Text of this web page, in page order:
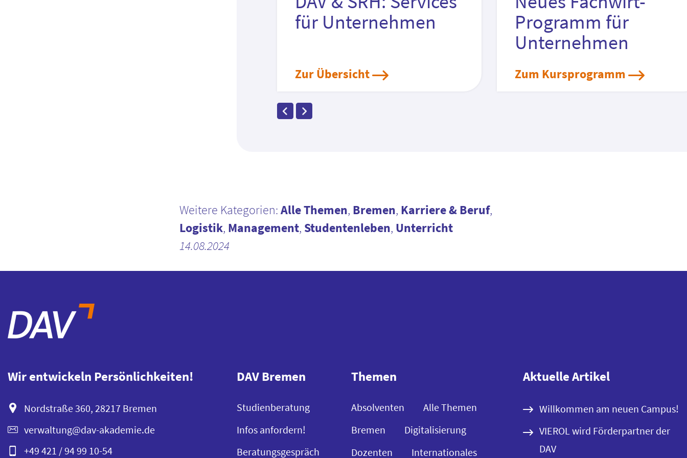
für Unternehmen
Zur Übersicht
Programm für
Unternehmen
Zum Kursprogramm
Weitere Kategorien:Alle Themen, Bremen, Karriere & Beruf,
Logistik, Management, Studentenleben, Unterricht
14.08.2024
Wir entwickeln Persönlichkeiten!
Nordstraße 360, 28217 Bremen
verwaltung@dav-akademie.de
+49 421 / 94 99 10-54
DAV Bremen
Studienberatung
Infos anfordern!
Beratungsgespräch
Themen
Absolventen
Alle Themen
Bremen
Digitalisierung
Dozenten
Internationales
Aktuelle Artikel
Willkommen am neuen Campus!
VIEROL wird Förderpartner der
DAV